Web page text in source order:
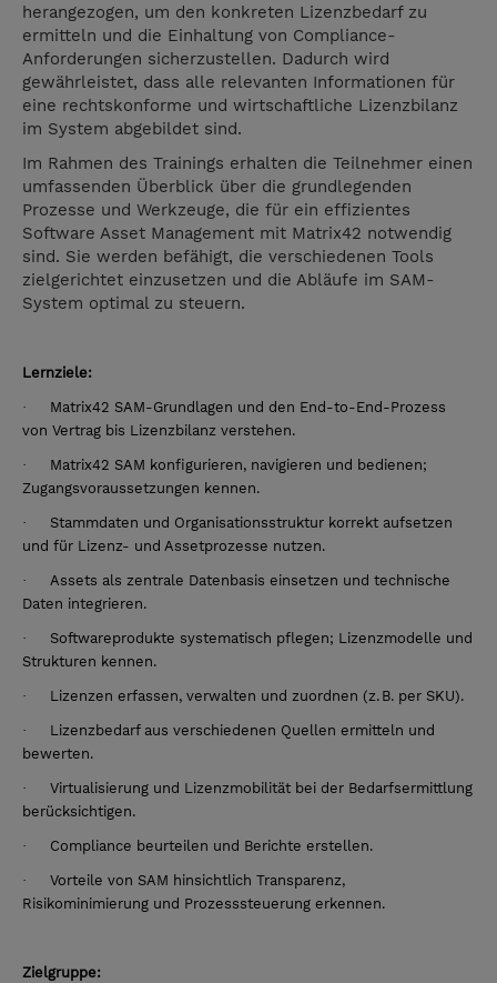
herangezogen, um den konkreten Lizenzbedarf zu
ermitteln und die Einhaltung von Compliance-
Anforderungen sicherzustellen. Dadurch wird
gewährleistet, dass alle relevanten Informationen für
eine rechtskonforme und wirtschaftliche Lizenzbilanz
im System abgebildet sind.
Im Rahmen des Trainings erhalten die Teilnehmer einen
umfassenden Überblick über die grundlegenden
Prozesse und Werkzeuge, die für ein effizientes
Software Asset Management mit Matrix42 notwendig
sind. Sie werden befähigt, die verschiedenen Tools
zielgerichtet einzusetzen und die Abläufe im SAM-
System optimal zu steuern.
Lernziele:
·
Matrix42 SAM-Grundlagen und den End-to-End-Prozess
von Vertrag bis Lizenzbilanz verstehen.
·
Matrix42 SAM konfigurieren, navigieren und bedienen;
Zugangsvoraussetzungen kennen.
·
Stammdaten und Organisationsstruktur korrekt aufsetzen
und für Lizenz- und Assetprozesse nutzen.
·
Assets als zentrale Datenbasis einsetzen und technische
Daten integrieren.
·
Softwareprodukte systematisch pflegen; Lizenzmodelle und
Strukturen kennen.
· Lizenzen erfassen, verwalten und zuordnen (z. B. per SKU).
·
Lizenzbedarf aus verschiedenen Quellen ermitteln und
bewerten.
·
Virtualisierung und Lizenzmobilität bei der Bedarfsermittlung
berücksichtigen.
· Compliance beurteilen und Berichte erstellen.
·
Vorteile von SAM hinsichtlich Transparenz,
Risikominimierung und Prozesssteuerung erkennen.
Zielgruppe: